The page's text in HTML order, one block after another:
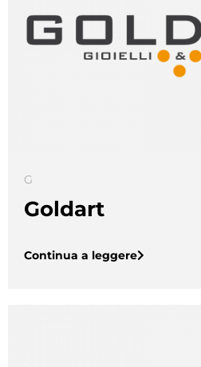
G
Goldart
Continua a leggere